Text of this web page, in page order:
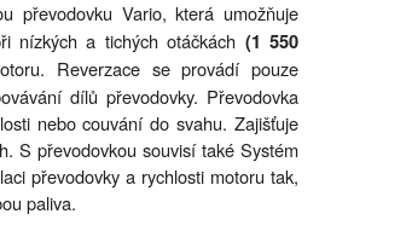
převodovku Vario, která umožňuje
nízkých a tichých otáčkách (1 550
Reverzace se provádí pouze
dílů převodovky. Převodovka
nebo couvání do svahu. Zajišťuje
S převodovkou souvisí také Systém
převodovky a rychlosti motoru tak,
paliva.